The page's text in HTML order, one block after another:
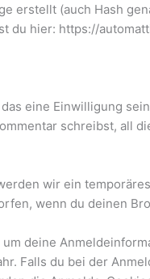
erstellt (auch Hash
du hier: https://
eine Einwilligung
schreibst, all
wir ein
wenn du deinen
deine
Falls du bei der